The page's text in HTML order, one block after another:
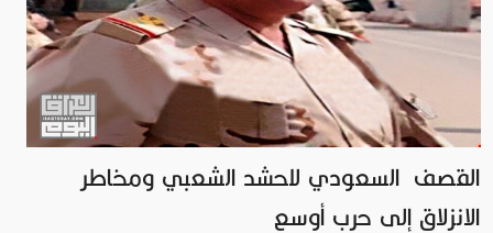
القصف السعودي للحشد الشعبي ومخاطر
الانزلاق إلى حرب أوسع